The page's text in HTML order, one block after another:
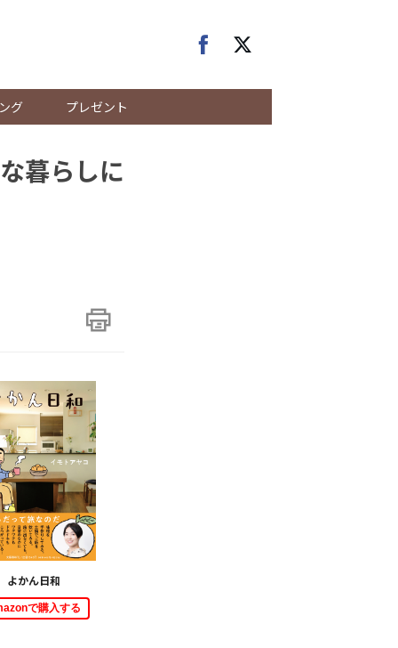
グ プレゼント
暮らしに
よかん日和
で購入する